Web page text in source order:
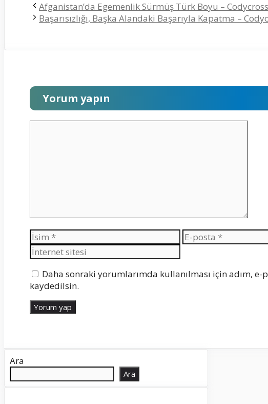
Afganistan’da Egemenlik Sürmüş Türk Boyu –
Başarısızlığı, Başka Alandaki Başarıyla Kapatma –
Yorum yapın
İsim
E-
posta
Daha sonraki yorumlarımda kullanılması için adım,
kaydedilsin.
Ara
Ara